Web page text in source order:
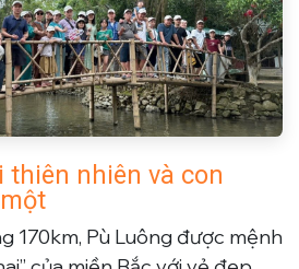
thiên nhiên và con
170km, Pù Luông được mệnh